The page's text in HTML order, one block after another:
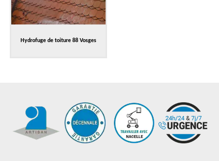
Hydrofuge de toiture 88 Vosges